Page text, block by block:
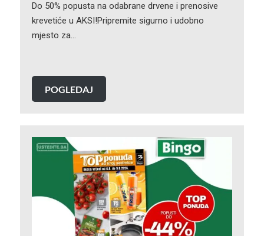
Do 50% popusta na odabrane drvene i prenosive
krevetiće u AKSI!Pripremite sigurno i udobno
mjesto za…
POGLEDAJ